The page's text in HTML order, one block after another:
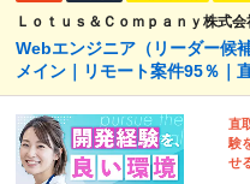
Ｌｏｔｕｓ＆Ｃｏｍｐａｎｙ株式会
Webエンジニア（リーダー候
メイン｜リモート案件95％｜
直
験
せ